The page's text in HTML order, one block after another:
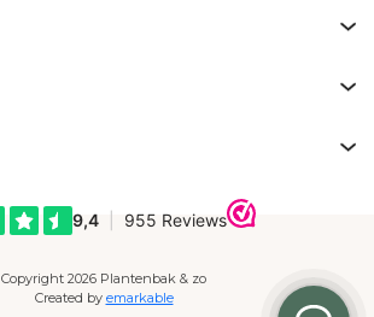
Copyright 2026 Plantenbak & zo
Created by emarkable